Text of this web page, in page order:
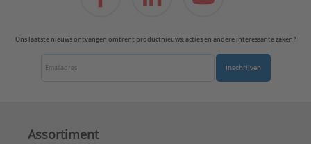
Ons laatste nieuws ontvangen omtrent productnieuws, acties en andere interessante zaken?
Inschrijven
Assortiment